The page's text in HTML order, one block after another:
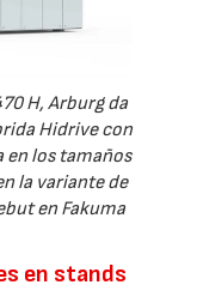
H, Arburg da
Hidrive con
en los tamaños
la variante de
en Fakuma
en stands